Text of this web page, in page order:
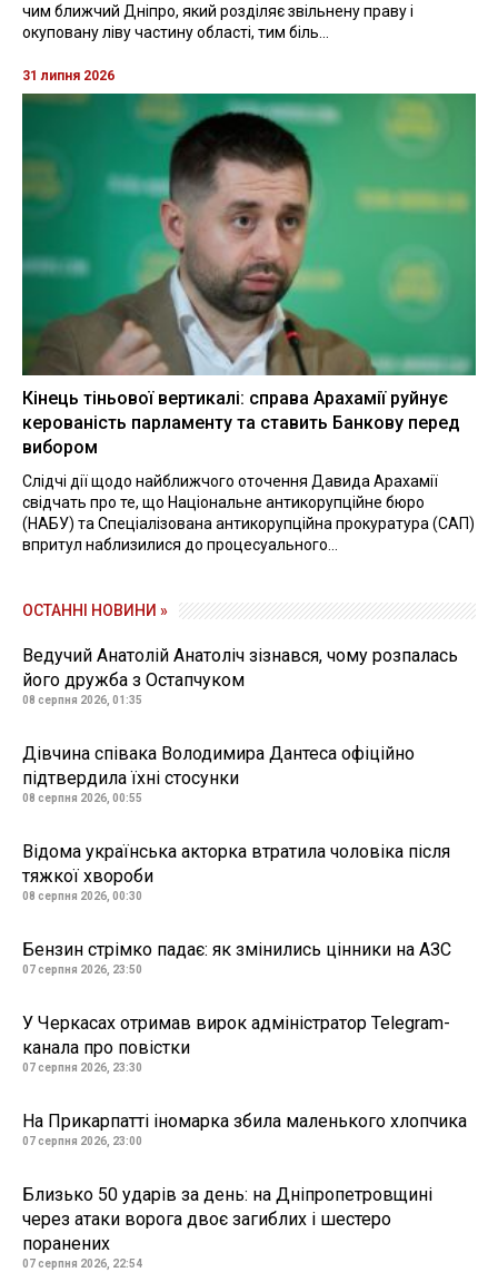
чим ближчий Дніпро, який розділяє звільнену праву і
окуповану ліву частину області, тим біль...
31 липня 2026
Кінець тіньової вертикалі: справа Арахамії руйнує
керованість парламенту та ставить Банкову перед
вибором
Слідчі дії щодо найближчого оточення Давида Арахамії
свідчать про те, що Національне антикорупційне бюро
(НАБУ) та Спеціалізована антикорупційна прокуратура (САП)
впритул наблизилися до процесуального...
ОСТАННІ НОВИНИ »
Ведучий Анатолій Анатоліч зізнався, чому розпалась
його дружба з Остапчуком
08 серпня 2026, 01:35
Дівчина співака Володимира Дантеса офіційно
підтвердила їхні стосунки
08 серпня 2026, 00:55
Відома українська акторка втратила чоловіка після
тяжкої хвороби
08 серпня 2026, 00:30
Бензин стрімко падає: як змінились цінники на АЗС
07 серпня 2026, 23:50
У Черкасах отримав вирок адміністратор Telegram-
канала про повістки
07 серпня 2026, 23:30
На Прикарпатті іномарка збила маленького хлопчика
07 серпня 2026, 23:00
Близько 50 ударів за день: на Дніпропетровщині
через атаки ворога двоє загиблих і шестеро
поранених
07 серпня 2026, 22:54